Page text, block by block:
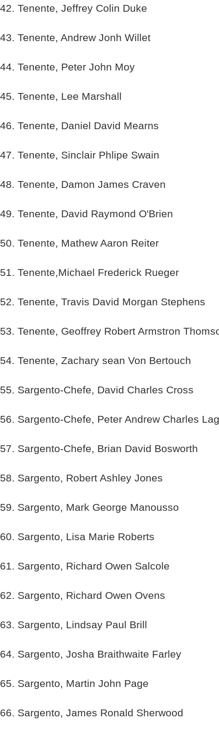
42. Tenente, Jeffrey Colin Duke
43. Tenente, Andrew Jonh Willet
44. Tenente, Peter John Moy
45. Tenente, Lee Marshall
46. Tenente, Daniel David Mearns
47. Tenente, Sinclair Phlipe Swain
48. Tenente, Damon James Craven
49. Tenente, David Raymond O'Brien
50. Tenente, Mathew Aaron Reiter
51. Tenente,Michael Frederick Rueger
52. Tenente, Travis David Morgan Stephens
53. Tenente, Geoffrey Robert Armstron
54. Tenente, Zachary sean Von Bertouch
55. Sargento-Chefe, David Charles Cross
56. Sargento-Chefe, Peter Andrew Charles
57. Sargento-Chefe, Brian David Bosworth
58. Sargento, Robert Ashley Jones
59. Sargento, Mark George Manousso
60. Sargento, Lisa Marie Roberts
61. Sargento, Richard Owen Salcole
62. Sargento, Richard Owen Ovens
63. Sargento, Lindsay Paul Brill
64. Sargento, Josha Braithwaite Farley
65. Sargento, Martin John Page
66. Sargento, James Ronald Sherwood